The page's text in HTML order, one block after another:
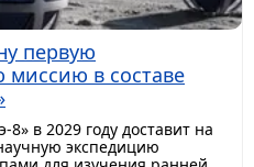
первую
в составе
в 2029 году доставит на
экспедицию